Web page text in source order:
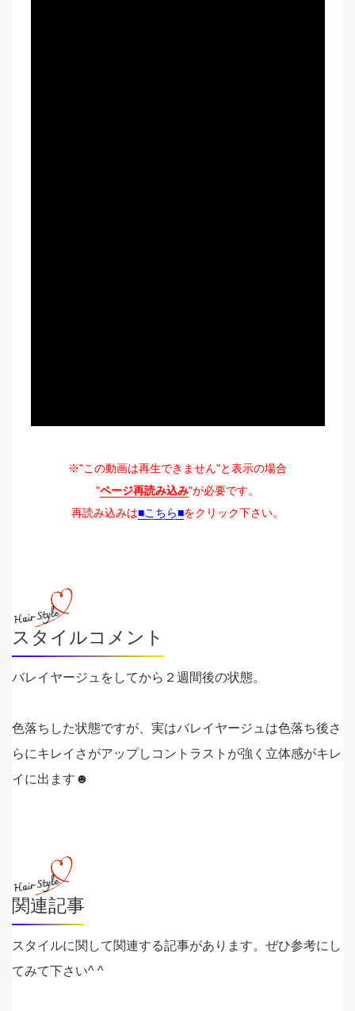
※"この動画は再生できません"と表示の場合
"ページ再読み込み"が必要です。
再読み込みは■こちら■をクリック下さい。
スタイルコメント
バレイヤージュをしてから２週間後の状態。
色落ちした状態ですが、実はバレイヤージュは色落ち後さ
らにキレイさがアップしコントラストが強く立体感がキレ
イに出ます☻
関連記事
スタイルに関して関連する記事があります。ぜひ参考にし
てみて下さい^ ^